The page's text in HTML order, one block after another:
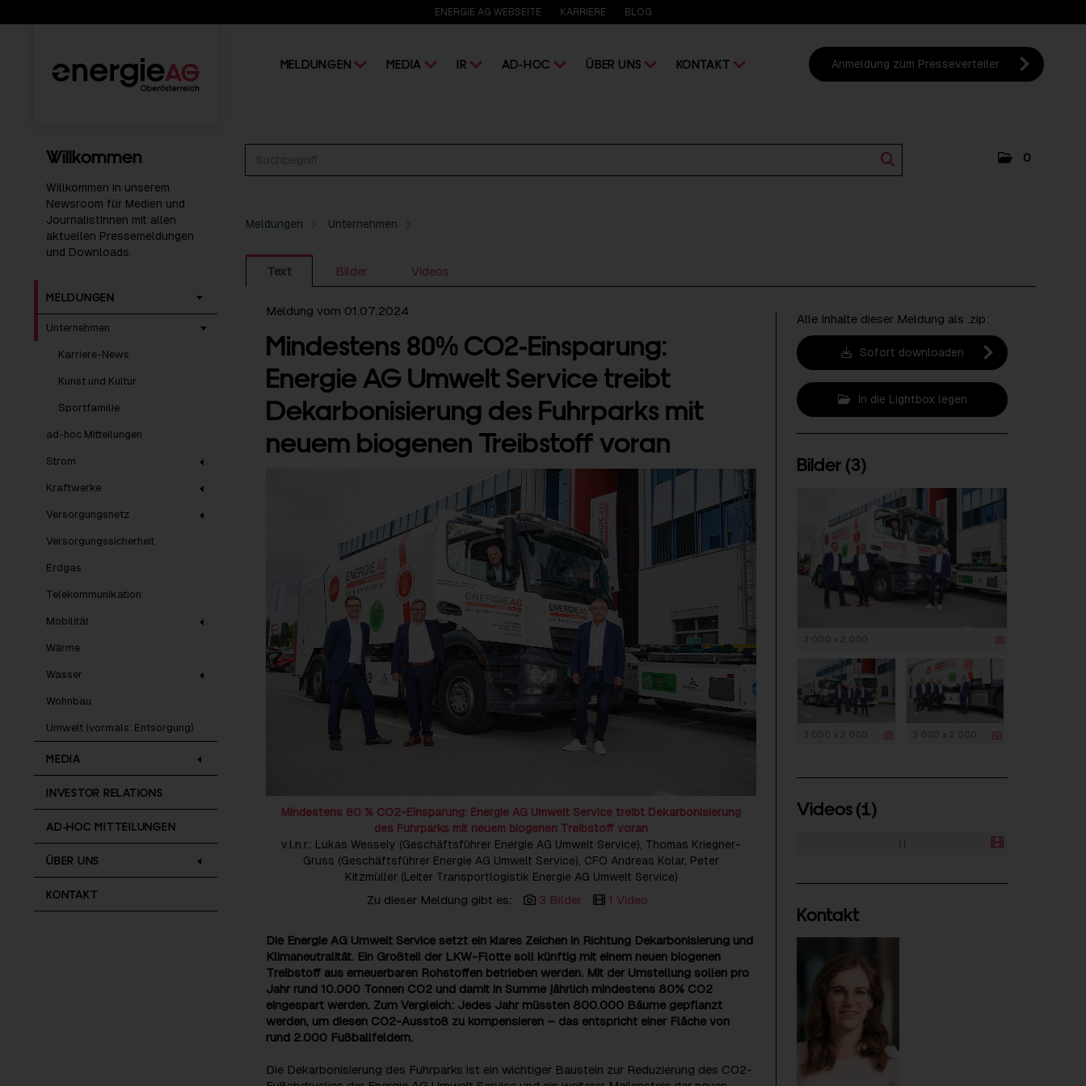
ENERGIE AG WEBSEITE KARRIERE BLOG
MELDUNGEN MEDIA IR AD-HOC ÜBER UNS KONTAKT Anmeldung zum Presseverteiler
0
Willkommen
Willkommen in unserem
Newsroom für Medien und
JournalistInnen mit allen
aktuellen Pressemeldungen
und Downloads.
MELDUNGEN
Unternehmen
Karriere-News
Kunst und Kultur
Sportfamilie
ad-hoc Mitteilungen
Strom
Kraftwerke
Versorgungsnetz
Versorgungssicherheit
Erdgas
Telekommunikation
Mobilität
Wärme
Wasser
Wohnbau
Umwelt (vormals: Entsorgung)
MEDIA
INVESTOR RELATIONS
AD-HOC MITTEILUNGEN
ÜBER UNS
KONTAKT
Meldungen Unternehmen
Text Bilder Videos
Meldung vom 01.07.2024
Mindestens 80% CO2-Einsparung:
Energie AG Umwelt Service treibt
Dekarbonisierung des Fuhrparks mit
neuem biogenen Treibstoff voran
Mindestens 80 % CO2-Einsparung: Energie AG Umwelt Service treibt Dekarbonisierung
des Fuhrparks mit neuem biogenen Treibstoff voran
v.l.n.r.: Lukas Wessely (Geschäftsführer Energie AG Umwelt Service), Thomas Kriegner-
Gruss (Geschäftsführer Energie AG Umwelt Service), CFO Andreas Kolar, Peter
Kitzmüller (Leiter Transportlogistik Energie AG Umwelt Service)
Zu dieser Meldung gibt es: 3 Bilder 1 Video
Die Energie AG Umwelt Service setzt ein klares Zeichen in Richtung Dekarbonisierung und
Klimaneutralität. Ein Großteil der LKW-Flotte soll künftig mit einem neuen biogenen
Treibstoff aus erneuerbaren Rohstoffen betrieben werden. Mit der Umstellung sollen pro
Jahr rund 10.000 Tonnen CO2 und damit in Summe jährlich mindestens 80% CO2
eingespart werden. Zum Vergleich: Jedes Jahr müssten 800.000 Bäume gepflanzt
werden, um diesen CO2-Ausstoß zu kompensieren – das entspricht einer Fläche von
rund 2.000 Fußballfeldern.
Die Dekarbonisierung des Fuhrparks ist ein wichtiger Baustein zur Reduzierung des CO2-
Alle Inhalte dieser Meldung als .zip:
Sofort downloaden
In die Lightbox legen
Bilder (3)
3 000 x 2 000
3 000 x 2 000 3 000 x 2 000
Videos (1)
| |
Kontakt